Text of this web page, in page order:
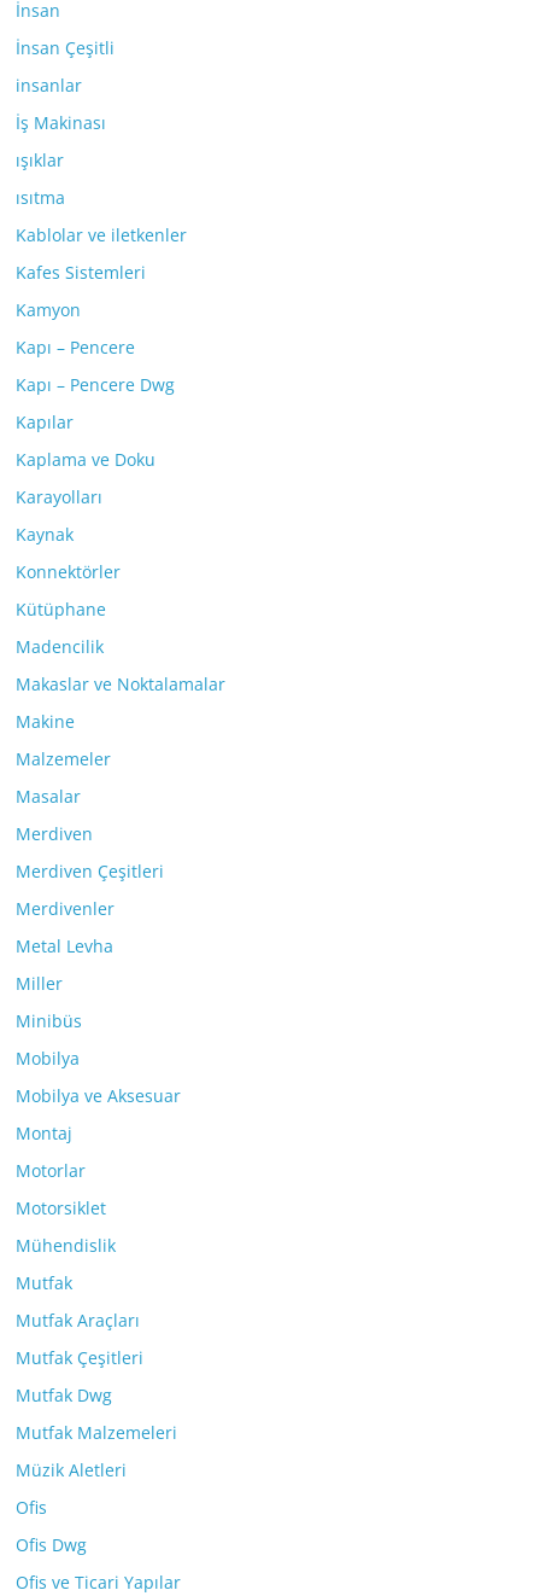
İnsan
İnsan Çeşitli
insanlar
İş Makinası
ışıklar
ısıtma
Kablolar ve iletkenler
Kafes Sistemleri
Kamyon
Kapı – Pencere
Kapı – Pencere Dwg
Kapılar
Kaplama ve Doku
Karayolları
Kaynak
Konnektörler
Kütüphane
Madencilik
Makaslar ve Noktalamalar
Makine
Malzemeler
Masalar
Merdiven
Merdiven Çeşitleri
Merdivenler
Metal Levha
Miller
Minibüs
Mobilya
Mobilya ve Aksesuar
Montaj
Motorlar
Motorsiklet
Mühendislik
Mutfak
Mutfak Araçları
Mutfak Çeşitleri
Mutfak Dwg
Mutfak Malzemeleri
Müzik Aletleri
Ofis
Ofis Dwg
Ofis ve Ticari Yapılar